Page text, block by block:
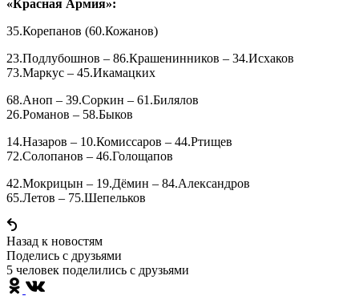
«Красная Армия»:
35.Корепанов (60.Кожанов)
23.Подлубошнов – 86.Крашенинников – 34.Исхаков
73.Маркус – 45.Икамацких
68.Аноп – 39.Соркин – 61.Билялов
26.Романов – 58.Быков
14.Назаров – 10.Комиссаров – 44.Ртищев
72.Солопанов – 46.Голощапов
42.Мокрицын – 19.Дёмин – 84.Александров
65.Летов – 75.Шепельков
Назад к новостям
Поделись c друзьями
5 человек поделились c друзьями